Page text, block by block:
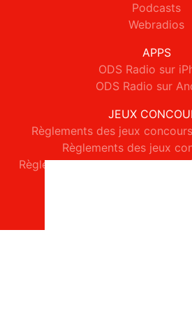
Podcasts
Webradios
APPS
ODS Radio sur
ODS Radio sur
JEUX
Règlements des jeux
Règlements des jeux
Règlements des jeux concours